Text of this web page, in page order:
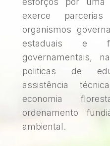
exerce
organismos
estaduais e
governamentais,
politicas de
assistência
economia
ordenamento
ambiental.